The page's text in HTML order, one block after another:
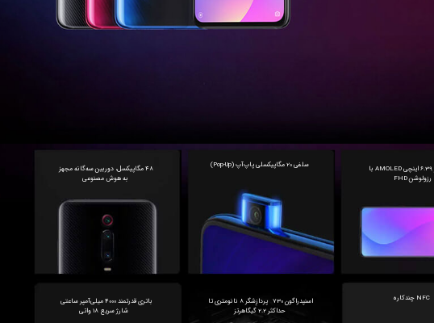
رزولوشن FHD
به هوش مصنوعی
  شارژ سریع 18 واتی
حداکثر 2.2 گیگاهرتز
NFC چندکاره
سلفی 20 مگاپیکسلی پاپ‌آپ (Pop-Up)